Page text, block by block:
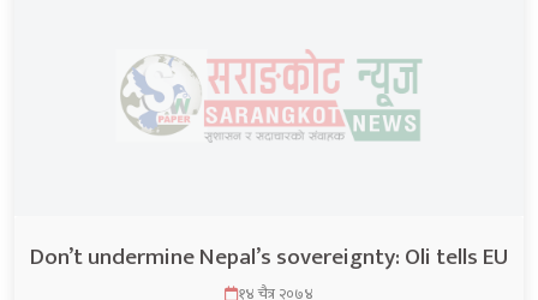
Don’t undermine Nepal’s sovereignty: Oli tells EU
१४ चैत्र २०७४